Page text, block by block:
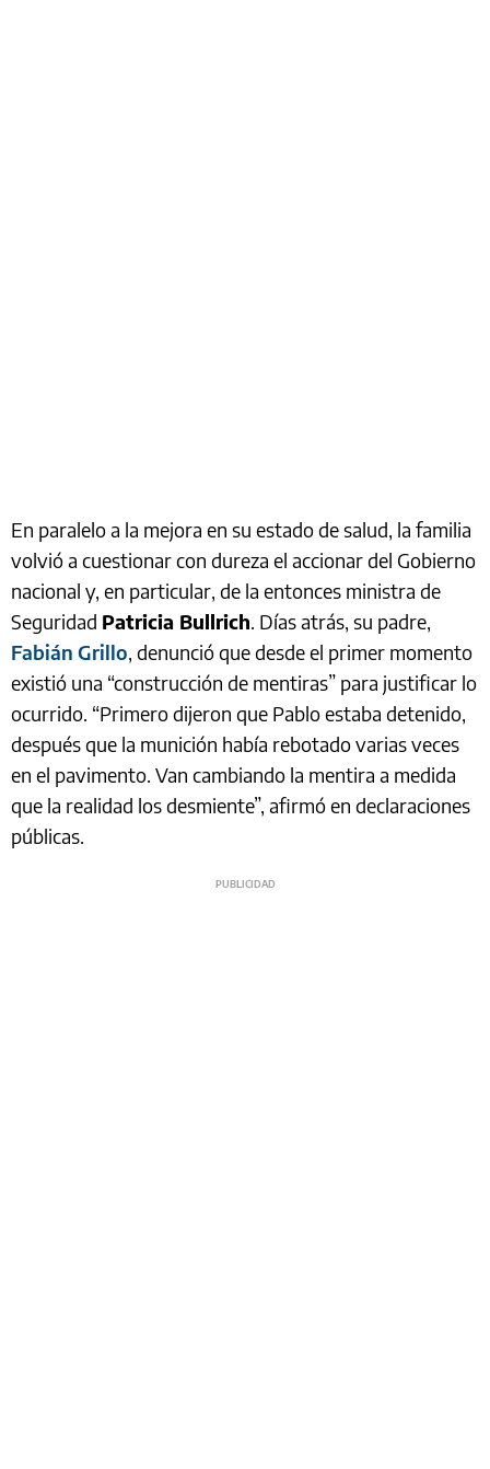
En paralelo a la mejora en su estado de salud, la familia
volvió a cuestionar con dureza el accionar del Gobierno
nacional y, en particular, de la entonces ministra de
Seguridad Patricia Bullrich. Días atrás, su padre,
Fabián Grillo, denunció que desde el primer momento
existió una “construcción de mentiras” para justificar lo
ocurrido. “Primero dijeron que Pablo estaba detenido,
después que la munición había rebotado varias veces
en el pavimento. Van cambiando la mentira a medida
que la realidad los desmiente”, afirmó en declaraciones
públicas.